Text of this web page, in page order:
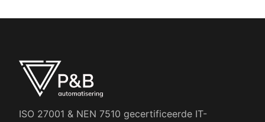
ISO 27001 & NEN 7510 gecertificeerde IT-